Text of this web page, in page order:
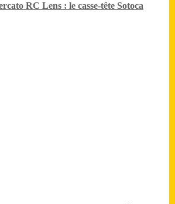
RC Lens : le casse-tête Sotoca